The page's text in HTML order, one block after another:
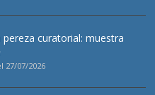
pereza curatorial: muestra
27/07/2026